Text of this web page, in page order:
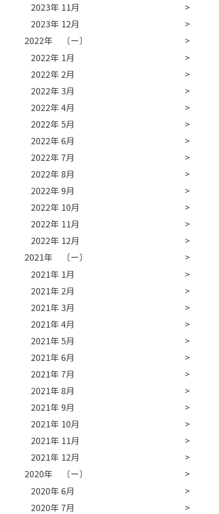
2023年 11月
2023年 12月
2022年 〔ー〕
2022年 1月
2022年 2月
2022年 3月
2022年 4月
2022年 5月
2022年 6月
2022年 7月
2022年 8月
2022年 9月
2022年 10月
2022年 11月
2022年 12月
2021年 〔ー〕
2021年 1月
2021年 2月
2021年 3月
2021年 4月
2021年 5月
2021年 6月
2021年 7月
2021年 8月
2021年 9月
2021年 10月
2021年 11月
2021年 12月
2020年 〔ー〕
2020年 6月
2020年 7月